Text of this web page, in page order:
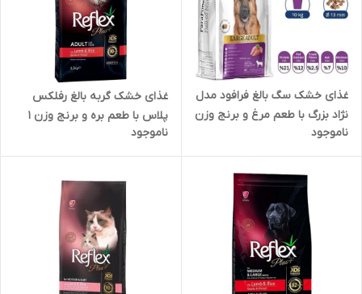
غذای خشک سگ بالغ فرافود مدل
نژاد بزرگ با طعم مرغ و برنج وزن
1کیلوگرم ( بسته بندی در زیپ
کیپ پت شاپ لئو )
ناموجود
غذای خشک گربه بالغ رفلکس
پلاس با طعم بره و برنج وزن 1
کیلوگرم ( بسته بندی در زیپ
کیپ پت شاپ لئو )
ناموجود